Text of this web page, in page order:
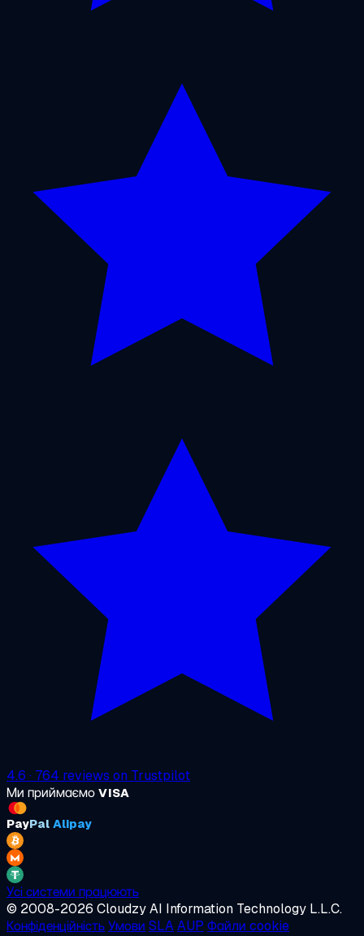
4.6 · 764 reviews on Trustpilot
Ми приймаємо VISA
PayPal Alipay
Усі системи працюють
© 2008-2026 Cloudzy AI Information Technology L.L.C.
КонфіденційністьУмови SLAAUP Файли cookie